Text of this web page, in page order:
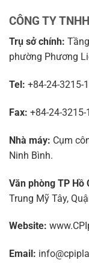
CÔNG TY
Trụ sở chính:
phường Phương
Tel: +84-24-3215-
Fax: +84-24-3215-
Nhà máy: Cụm
Ninh Bình.
Văn phòng TP Hồ
Trung Mỹ Tây,
Website:
Email: